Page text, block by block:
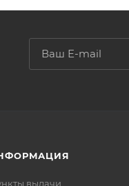
выдачи